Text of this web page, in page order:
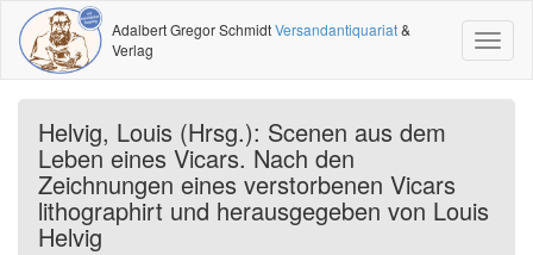
Adalbert Gregor SchmidtVersandantiquariat&
Verlag
Helvig, Louis (Hrsg.): Scenen aus dem
Leben eines Vicars. Nach den
Zeichnungen eines verstorbenen Vicars
lithographirt und herausgegeben von Louis
Helvig